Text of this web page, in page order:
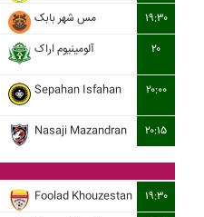
مس شهر بابک
۱۹:۳۰
آلومينيوم اراک ۲۰
Sepahan Isfahan ۲۰:۰۰
Nasaji Mazandran ۲۰:۱۵
Foolad Khouzestan
۱۹:۳۰